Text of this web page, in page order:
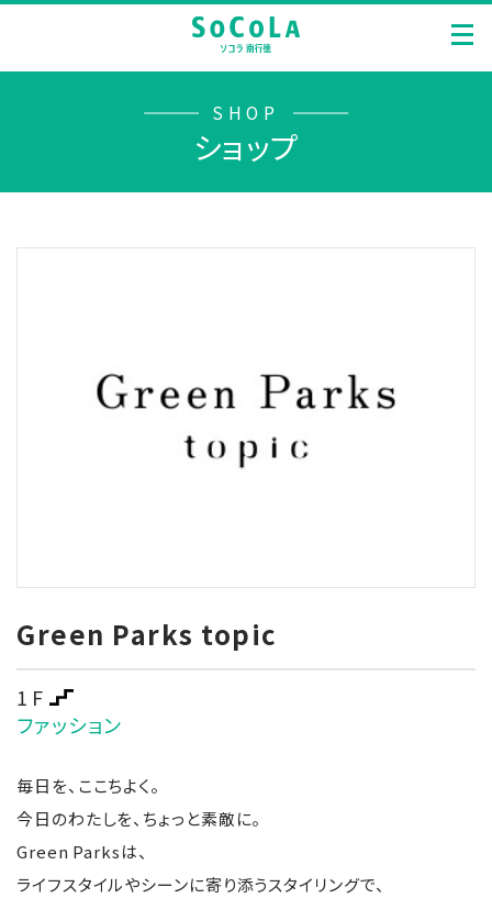
SHOP
ショップ
Green Parks topic
1F
ファッション
毎日を、ここちよく。
今日のわたしを、ちょっと素敵に。
Green Parksは、
ライフスタイルやシーンに寄り添うスタイリングで、